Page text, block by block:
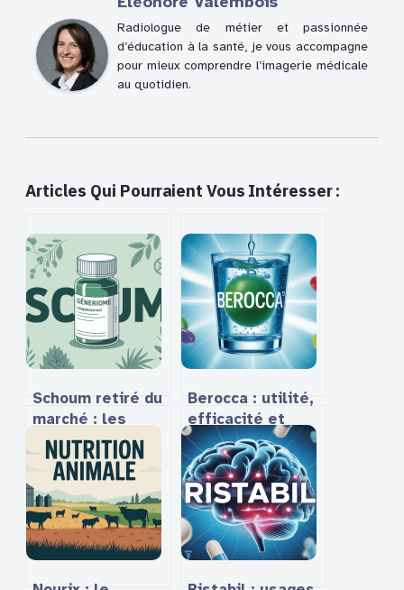
Radiologue de métier et passionnée
d’éducation à la santé, je vous accompagne
pour mieux comprendre l’imagerie médicale
au quotidien.
Articles Qui Pourraient Vous Intéresser :
Schoum retiré du
marché : les
vraies raisons de
son arrêt
Berocca : utilité,
efficacité et
conseils
pratiques pour
bien l’utiliser